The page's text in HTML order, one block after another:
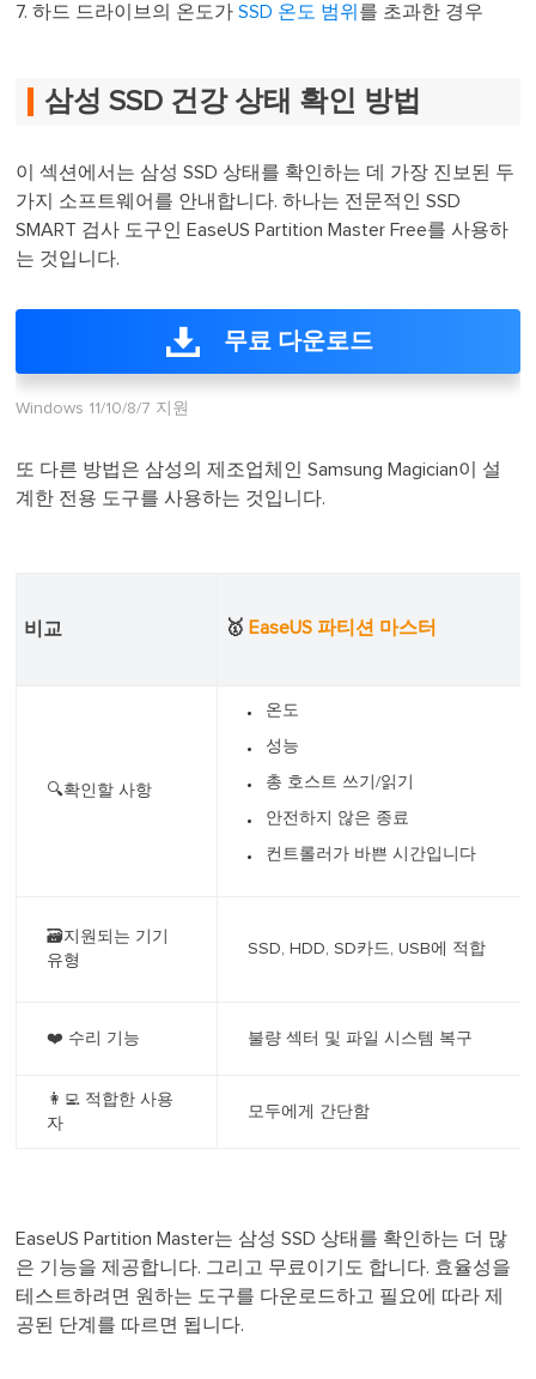
7. 하드 드라이브의 온도가SSD 온도 범위 를 초과한 경우
삼성 SSD 건강 상태 확인 방법
이 섹션에서는 삼성 SSD 상태를 확인하는 데 가장 진보된 두
가지 소프트웨어를 안내합니다. 하나는 전문적인 SSD
SMART 검사 도구인 EaseUS Partition Master Free를 사용하
는 것입니다.
무료 다운로드
Windows 11/10/8/7 지원
또 다른 방법은 삼성의 제조업체인 Samsung Magician이 설
계한 전용 도구를 사용하는 것입니다.
비교 🥇 EaseUS 파티션 마스터
🔍확인할 사항
온도
성능
총 호스트 쓰기/읽기
안전하지 않은 종료
컨트롤러가 바쁜 시간입니다
🗃️지원되는 기기
유형
SSD, HDD, SD카드, USB에 적합
❤️‍ 수리 기능 불량 섹터 및 파일 시스템 복구
👩‍💻 적합한 사용
자
모두에게 간단함
EaseUS Partition Master는 삼성 SSD 상태를 확인하는 더 많
은 기능을 제공합니다. 그리고 무료이기도 합니다. 효율성을
테스트하려면 원하는 도구를 다운로드하고 필요에 따라 제
공된 단계를 따르면 됩니다.